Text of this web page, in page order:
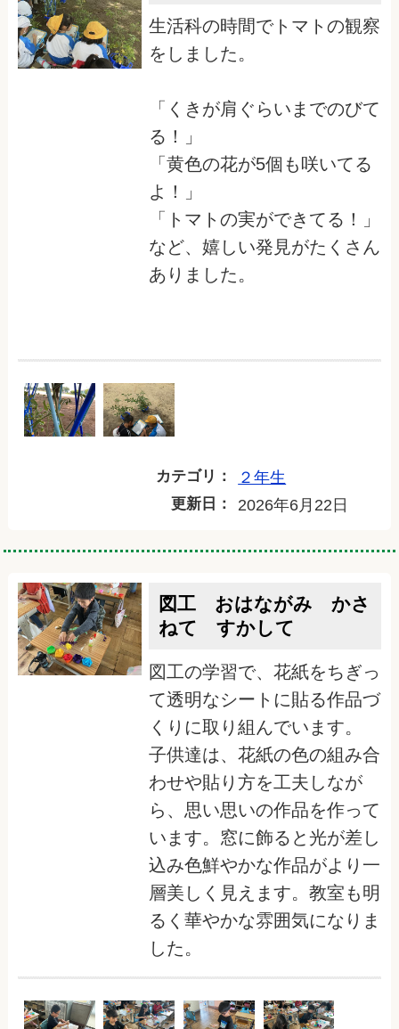
生活科の時間でトマトの観察
をしました。
「くきが肩ぐらいまでのびて
る！」
「黄色の花が5個も咲いてる
よ！」
「トマトの実ができてる！」
など、嬉しい発見がたくさん
ありました。
カテゴリ： ２年生
更新日： 2026年6月22日
図工 おはながみ かさ
ねて すかして
図工の学習で、花紙をちぎっ
て透明なシートに貼る作品づ
くりに取り組んでいます。
子供達は、花紙の色の組み合
わせや貼り方を工夫しなが
ら、思い思いの作品を作って
います。窓に飾ると光が差し
込み色鮮やかな作品がより一
層美しく見えます。教室も明
るく華やかな雰囲気になりま
した。